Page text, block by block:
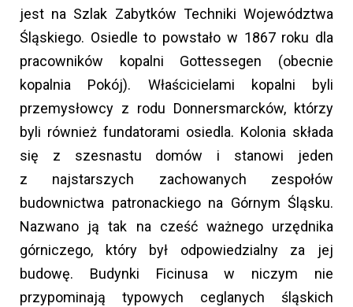
jest na Szlak Zabytków Techniki Województwa
Śląskiego. Osiedle to powstało w 1867 roku dla
pracowników kopalni Gottessegen (obecnie
kopalnia Pokój). Właścicielami kopalni byli
przemysłowcy z rodu Donnersmarcków, którzy
byli również fundatorami osiedla. Kolonia składa
się z szesnastu domów i stanowi jeden
z najstarszych zachowanych zespołów
budownictwa patronackiego na Górnym Śląsku.
Nazwano ją tak na cześć ważnego urzędnika
górniczego, który był odpowiedzialny za jej
budowę. Budynki Ficinusa w niczym nie
przypominają typowych ceglanych śląskich